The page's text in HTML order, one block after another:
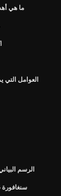
ما هي
العوامل التي
الرسم البياني
سنغافورة 5 سنوات معدل خال من المخاطر